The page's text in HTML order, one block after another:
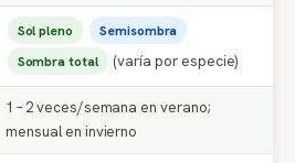
Sol pleno
Semisombra
Sombra total
(varía por especie)
1 – 2 veces/semana en verano;
mensual en invierno